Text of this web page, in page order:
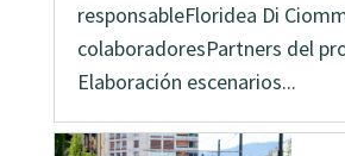
responsableFloridea Di
colaboradoresPartners del
Elaboración escenarios...